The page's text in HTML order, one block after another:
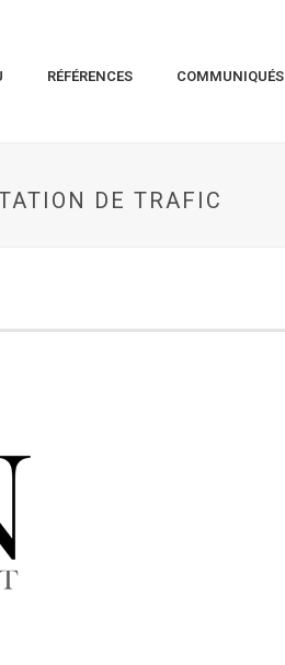
RÉFÉRENCES COMMUNIQUÉS
DE TRAFIC